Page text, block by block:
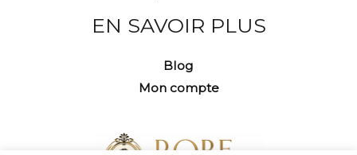
EN SAVOIR PLUS
Blog
Mon compte